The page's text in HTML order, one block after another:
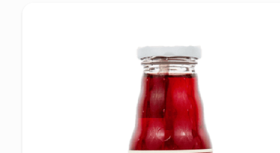
elenco
ombrelloni
lucidatrice pavimenti
italia independent
pattumiera raccolta